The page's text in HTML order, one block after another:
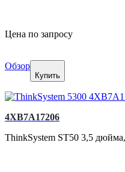
Цена по запросу
Обзор
Купить
4XB7A17206
ThinkSystem ST50 3,5